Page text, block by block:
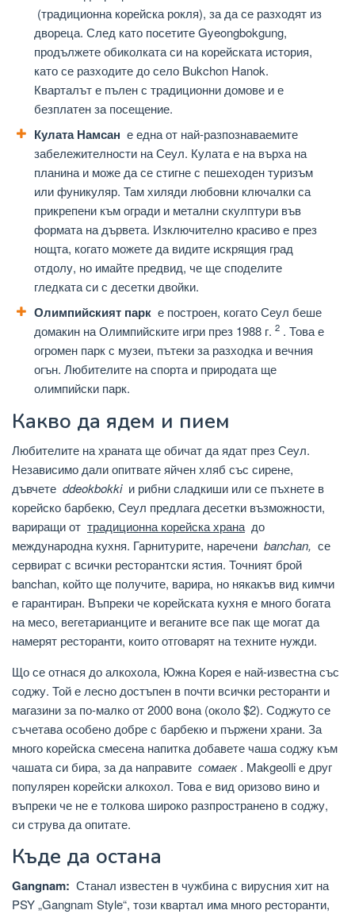
(традиционна корейска рокля), за да се разходят из
двореца. След като посетите Gyeongbokgung,
продължете обиколката си на корейската история,
като се разходите до село Bukchon Hanok.
Кварталът е пълен с традиционни домове и е
безплатен за посещение.
Кулата Намсан е една от най-разпознаваемите
забележителности на Сеул. Кулата е на върха на
планина и може да се стигне с пешеходен туризъм
или фуникуляр. Там хиляди любовни ключалки са
прикрепени към огради и метални скулптури във
формата на дървета. Изключително красиво е през
нощта, когато можете да видите искрящия град
отдолу, но имайте предвид, че ще споделите
гледката си с десетки двойки.
Олимпийският парк е построен, когато Сеул беше
домакин на Олимпийските игри през 1988 г. 2 . Това е
огромен парк с музеи, пътеки за разходка и вечния
огън. Любителите на спорта и природата ще
олимпийски парк.
Какво да ядем и пием
Любителите на храната ще обичат да ядат през Сеул.
Независимо дали опитвате яйчен хляб със сирене,
дъвчете ddeokbokki и рибни сладкиши или се пъхнете в
корейско барбекю, Сеул предлага десетки възможности,
вариращи от традиционна корейска храна до
международна кухня. Гарнитурите, наречени banchan, се
сервират с всички ресторантски ястия. Точният брой
banchan, който ще получите, варира, но някакъв вид кимчи
е гарантиран. Въпреки че корейската кухня е много богата
на месо, вегетарианците и веганите все пак ще могат да
намерят ресторанти, които отговарят на техните нужди.
Що се отнася до алкохола, Южна Корея е най-известна със
соджу. Той е лесно достъпен в почти всички ресторанти и
магазини за по-малко от 2000 вона (около $2). Соджуто се
съчетава особено добре с барбекю и пържени храни. За
много корейска смесена напитка добавете чаша соджу към
чашата си бира, за да направите сомаек. Makgeolli е друг
популярен корейски алкохол. Това е вид оризово вино и
въпреки че не е толкова широко разпространено в соджу,
си струва да опитате.
Къде да остана
Gangnam: Станал известен в чужбина с вирусния хит на
PSY „Gangnam Style“, този квартал има много ресторанти,